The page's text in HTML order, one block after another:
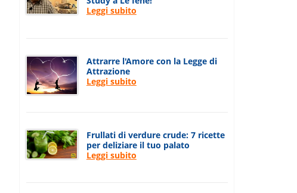
Leggi subito
Attrarre l'Amore con la Legge di
Attrazione
Leggi subito
Frullati di verdure crude: 7 ricette
per deliziare il tuo palato
Leggi subito